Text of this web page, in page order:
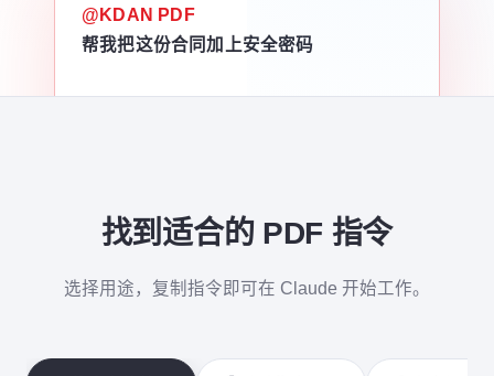
@KDAN PDF
帮我把这份合同加上安全密码
找到适合的 PDF 指令
选择用途，复制指令即可在 Claude 开始工作。